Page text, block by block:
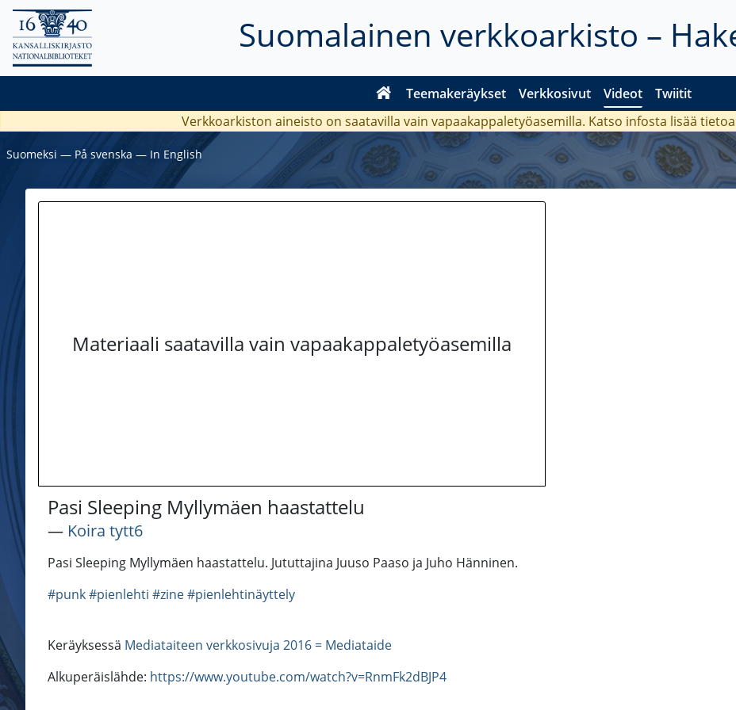
Suomalainen verkkoarkisto –
Teemakeräykset Verkkosivut Videot Twiitit
Verkkoarkiston aineisto on saatavilla vain vapaakappaletyöasemilla. Katso infosta lisää
Suomeksi ― På svenska ― In English
Materiaali saatavilla vain vapaakappaletyöasemilla
Pasi Sleeping Myllymäen haastattelu
― Koira tytt6
Pasi Sleeping Myllymäen haastattelu. Jututtajina Juuso Paaso ja Juho Hänninen.
#punk#pienlehti #zine#pienlehtinäyttely
Keräyksessä Mediataiteen verkkosivuja 2016 = Mediataide
Alkuperäislähde: https://www.youtube.com/watch?v=RnmFk2dBJP4